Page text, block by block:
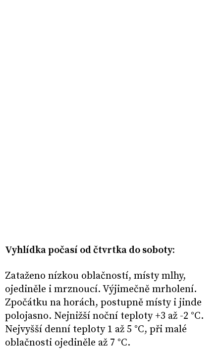
Vyhlídka počasí od čtvrtka do soboty:
Zataženo nízkou oblačností, místy mlhy,
ojediněle i mrznoucí. Výjimečně mrholení.
Zpočátku na horách, postupně místy i jinde
polojasno. Nejnižší noční teploty +3 až -2 °C.
Nejvyšší denní teploty 1 až 5 °C, při malé
oblačnosti ojediněle až 7 °C.